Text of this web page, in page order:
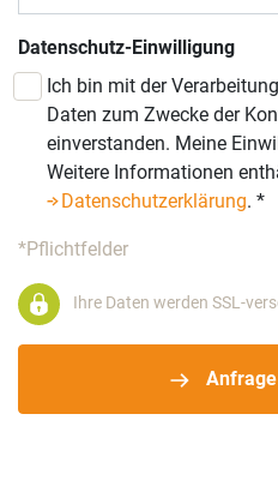
Datenschutz-Einwilligung
Ich bin mit der
Daten zum Zwecke der
einverstanden. Meine
Weitere Informationen
Datenschutzerklärung. *
*Pflichtfelder
Ihre Daten werden SSL-